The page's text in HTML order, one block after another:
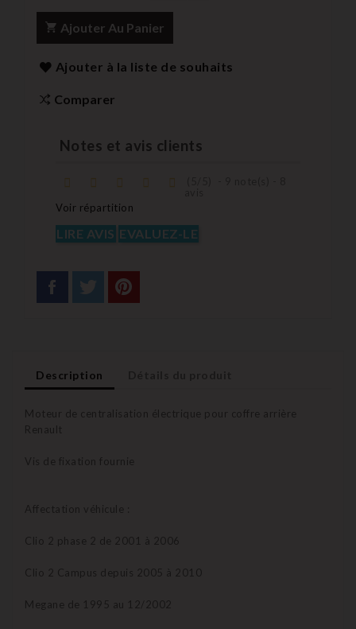
Ajouter Au Panier
Ajouter à la liste de souhaits
Comparer
Notes et avis clients
Voir répartition
LIRE AVIS EVALUEZ-LE
Description
Moteur de centralisation électrique pour coffre arrière
Renault
Vis de fixation fournie
Affectation véhicule :
Clio 2 phase 2 de 2001 à 2006
Clio 2 Campus depuis 2005 à 2010
Megane de 1995 au 12/2002